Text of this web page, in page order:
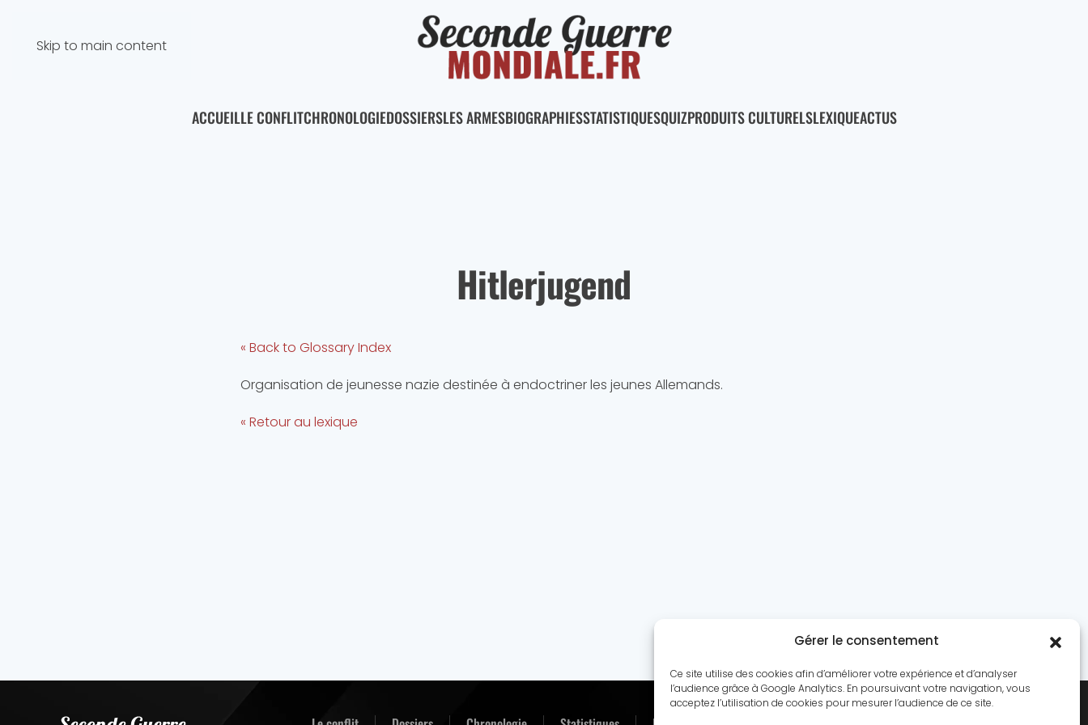
Gérer le consentement
Ce site utilise des cookies afin d’améliorer votre expérience et d’analyser
l’audience grâce à Google Analytics. En poursuivant votre navigation, vous
acceptez l’utilisation de cookies pour mesurer l’audience de ce site.
Skip to main content
ACCUEILLE CONFLITCHRONOLOGIEDOSSIERSLES ARMESBIOGRAPHIESSTATISTIQUESQUIZPRODUITS CULTURELSLEXIQUEACTUS
Hitlerjugend
« Back to Glossary Index
Organisation de jeunesse nazie destinée à endoctriner les jeunes Allemands.
« Retour au lexique